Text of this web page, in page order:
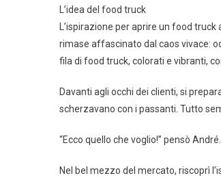
L’idea del food truck
L’ispirazione per aprire un food
rimase affascinato dal caos vivace:
fila di food truck, colorati e vibranti,
Davanti agli occhi dei clienti, si
scherzavano con i passanti. Tutto
“Ecco quello che voglio!” pensò André.
Nel bel mezzo del mercato, riscoprì